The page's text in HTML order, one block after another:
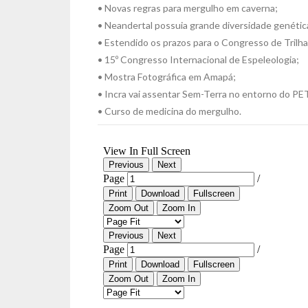
• Novas regras para mergulho em caverna;
• Neandertal possuia grande diversidade
• Estendido os prazos para o Congresso de
• 15º Congresso Internacional de Espeleologia;
• Mostra Fotográfica em Amapá;
• Incra vai assentar Sem-Terra no entorno do
• Curso de medicina do mergulho.